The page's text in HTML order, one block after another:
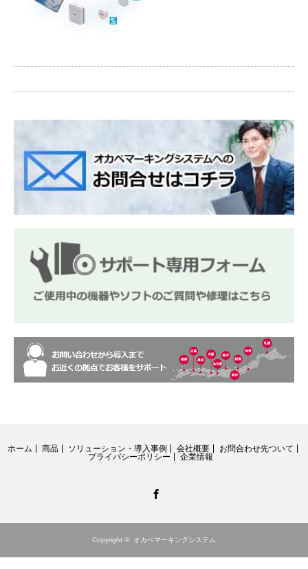
ホーム 商品 ソリューション・導入事例 会社概要
お問合わせ先ついて
プライバシーポリシー
企業情報
Copyright © オカベマーキングシステム